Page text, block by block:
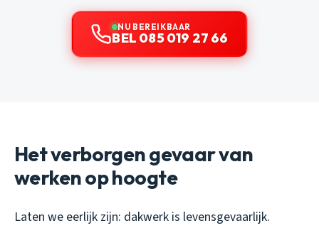
NU BEREIKBAAR
BEL 085 019 27 66
Het verborgen gevaar van
werken op hoogte
Laten we eerlijk zijn: dakwerk is levensgevaarlijk.